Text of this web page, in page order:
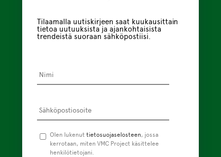
Tilaamalla uutiskirjeen saat kuukausittain
tietoa uutuuksista ja ajankohtaisista
trendeistä suoraan sähköpostiisi.
Tietosuojaseloste *
Olen lukenut tietosuojaselosteen, jossa
kerrotaan, miten VMC Project käsittelee
henkilötietojani.